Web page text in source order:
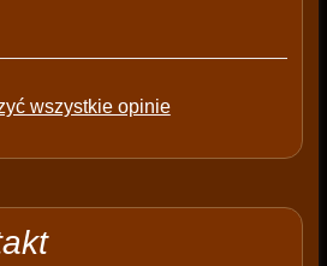
wszystkie opinie